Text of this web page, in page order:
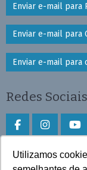
Utilizamos
Enviar e-mail para
Enviar e-mail para
Enviar e-mail para
Redes Sociais
Faça download